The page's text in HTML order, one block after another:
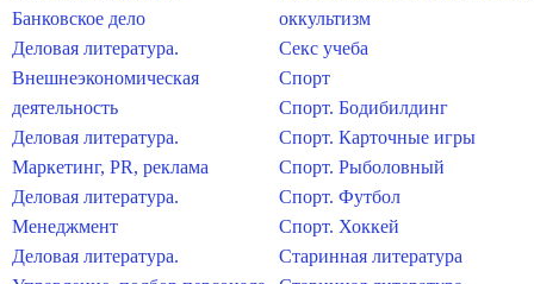
Банковское дело
Деловая литература.
Внешнеэкономическая
деятельность
Деловая литература.
Маркетинг, PR, реклама
Деловая литература.
Менеджмент
Деловая литература.
оккультизм
Секс учеба
Спорт
Спорт. Бодибилдинг
Спорт. Карточные игры
Спорт. Рыболовный
Спорт. Футбол
Спорт. Хоккей
Старинная литература